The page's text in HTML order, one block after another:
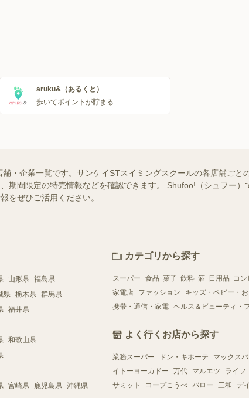
aruku&（あるくと）
歩いてポイントが貯まる
・企業一覧です。サンケイSTスイミングスクールの各店舗ごと
期間限定の特売情報などを確認できます。 Shufoo!（シュフー
をぜひご活用ください。
山形県 福島県
県 栃木県 群馬県
福井県
和歌山県
宮崎県 鹿児島県 沖縄県
カテゴリから探す
スーパー 食品･菓子･飲料･酒･日用品･コン
家電店
ファッション キッズ・ベビー・
携帯・通信・家電 ヘルス＆ビューティ・
よく行くお店から探す
業務スーパー ドン・キホーテ マックス
イトーヨーカドー
万代 マルエツ ライフ
サミット
コープこうべ バロー 三和 デ